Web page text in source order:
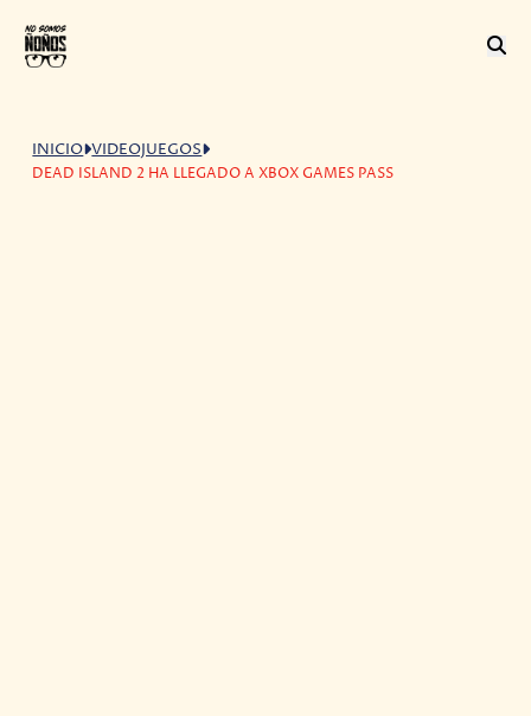
INICIO VIDEOJUEGOS
DEAD ISLAND 2 HA LLEGADO A XBOX GAMES PASS